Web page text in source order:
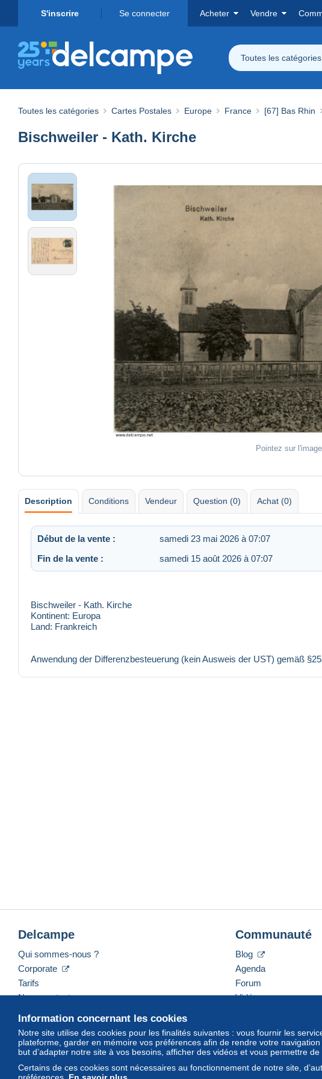
S'inscrire Se connecter Acheter Vendre
Toutes les catégories
Toutes les catégories Cartes Postales Europe France [67] Bas Rhin
Bischweiler - Kath. Kirche
Pointez sur
Description Conditions Vendeur Question (0) Achat (0)
Début de la vente : samedi 23 mai 2026 à 07:07
Fin de la vente :
samedi 15 août 2026 à 07:07
Bischweiler - Kath. Kirche
Kontinent: Europa
Land: Frankreich
Anwendung der Differenzbesteuerung (kein Ausweis der UST) gemäß
Information concernant les cookies
Notre site utilise des cookies pour les finalités suivantes : vous fournir les
plateforme, garder en mémoire vos préférences afin de rendre votre
but d’adapter notre site à vos besoins, afficher des vidéos et vous permettre
Certains de ces cookies sont nécessaires au fonctionnement de notre site,
préférences. En savoir plus
Delcampe
Qui sommes-nous ?
Corporate
Tarifs
Nous contacter
Communauté
Blog
Agenda
Forum
Vidéos
Français USD America/Indiana/Vevay Mode standard